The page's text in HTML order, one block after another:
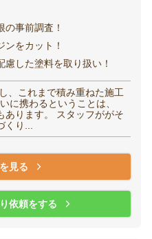
事前調査！
ンをカット！
した塗料を取り扱い！
、これまで積み重ねた施工
に携わるということは、
あります。 スタッフががそ
くり...
見る
依頼をする